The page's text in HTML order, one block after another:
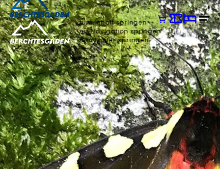
zum Inhalt springen
zur Navigation springen
zum Footer springen